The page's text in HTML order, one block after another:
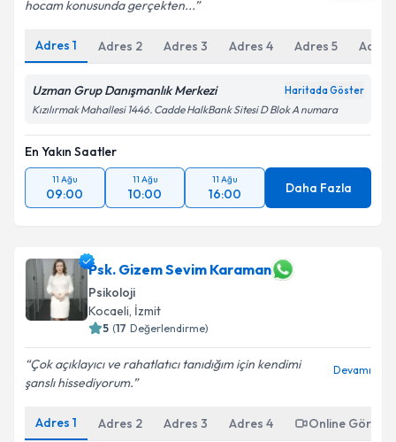
Metni'ni okudum ve kişisel verilerimin belirtilen
hocam konusunda gerçekten...
Adres 1 Adres 2 Adres 3 Adres 4 Adres 5 Adres
Uzman Grup Danışmanlık Merkezi Haritada Göster
Kızılırmak Mahallesi 1446. Cadde HalkBank Sitesi D Blok A numara
En Yakın Saatler
11 Ağu
09:00
11 Ağu
10:00
11 Ağu
16:00 Daha Fazla
Psk. Gizem Sevim Karaman
Psikoloji
Kocaeli, İzmit
5 (17 Değerlendirme)
Çok açıklayıcı ve rahatlatıcı tanıdığım için kendimi
şanslı hissediyorum.
Devamı
Adres 1 Adres 2 Adres 3 Adres 4 Online